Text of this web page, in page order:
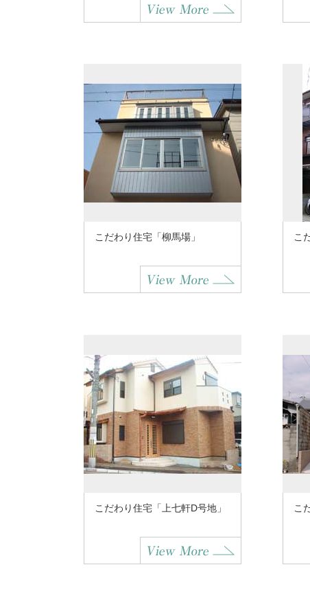
こだわり住宅「柳馬場」 こ
こだわり住宅「上七軒D号地」 こ